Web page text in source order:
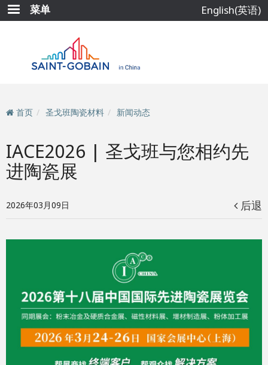
跳
转
菜单 English(英语)
首页 圣戈班陶瓷材料 新闻动态
IACE2026 | 圣戈班与您相约先
进陶瓷展
2026年03月09日 后退